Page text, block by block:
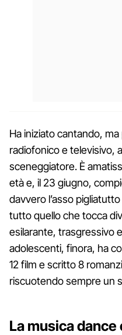
Ha iniziato cantando,
radiofonico e televisivo,
sceneggiatore. È
età e, il 23 giugno,
davvero l’asso
tutto quello che tocca
esilarante, trasgressivo
adolescenti, finora, ha
12 film e scritto 8
riscuotendo sempre un
La musica dance